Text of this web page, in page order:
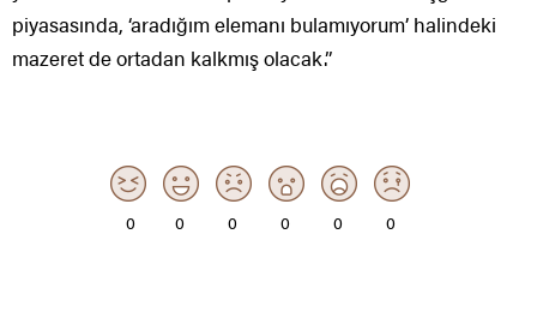
piyasasında, ‘aradığım elemanı bulamıyorum’ halindeki
mazeret de ortadan kalkmış olacak.”
0 0 0 0 0 0